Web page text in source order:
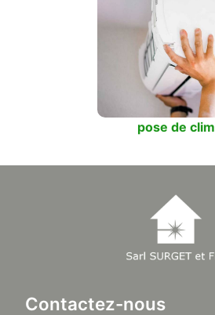
pose de clim
Contactez-nous